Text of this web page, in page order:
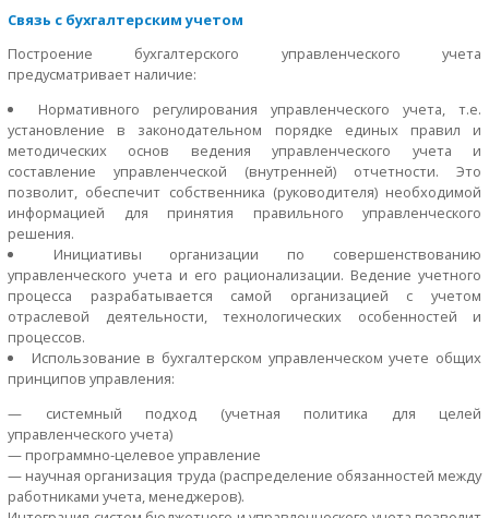
Связь с бухгалтерским учетом
Построение бухгалтерского управленческого учета
предусматривает наличие:
Нормативного регулирования управленческого учета, т.е.
установление в законодательном порядке единых правил и
методических основ ведения управленческого учета и
составление управленческой (внутренней) отчетности. Это
позволит, обеспечит собственника (руководителя) необходимой
информацией для принятия правильного управленческого
решения.
Инициативы организации по совершенствованию
управленческого учета и его рационализации. Ведение учетного
процесса разрабатывается самой организацией с учетом
отраслевой деятельности, технологических особенностей и
процессов.
Использование в бухгалтерском управленческом учете общих
принципов управления:
— системный подход (учетная политика для целей
управленческого учета)
— программно-целевое управление
— научная организация труда (распределение обязанностей между
работниками учета, менеджеров).